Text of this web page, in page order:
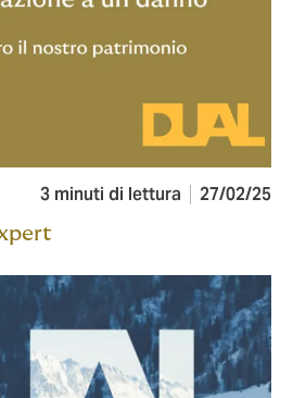
3 minuti di lettura 27/02/25